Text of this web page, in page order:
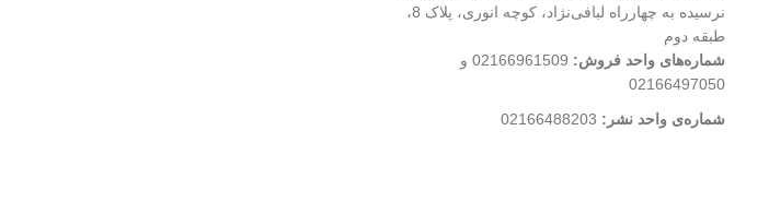
نرسیده به چهارراه لبافی‌نژاد، کوچه انوری، پلاک 8،
طبقه دوم
شماره‌های واحد فروش:
02166961509 و
02166497050
شماره‌‌ی واحد نشر: